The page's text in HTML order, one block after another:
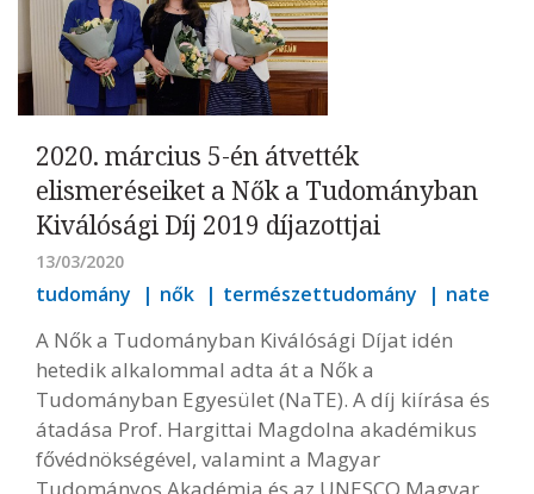
2020. március 5-én átvették
elismeréseiket a Nők a Tudományban
Kiválósági Díj 2019 díjazottjai
13/03/2020
tudomány nők természettudomány nate
A Nők a Tudományban Kiválósági Díjat idén
hetedik alkalommal adta át a Nők a
Tudományban Egyesület (NaTE). A díj kiírása és
átadása Prof. Hargittai Magdolna akadémikus
fővédnökségével, valamint a Magyar